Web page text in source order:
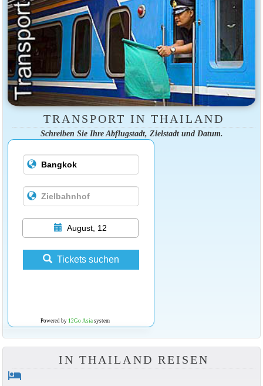
TRANSPORT IN THAILAND
Schreiben Sie Ihre Abflugstadt, Zielstadt und Datum.
August, 12
Tickets suchen
Powered by 12Go Asiasystem
IN THAILAND REISEN
hotel